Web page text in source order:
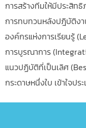
การสร้างทีมให้มีประสิท
การทบทวนหลังปฎิบัติง
องค์กรแห่งการเรียนรู้
การบูรณาการ
แนวปฏิบัติที่เป็นเลิศ
กระดาษหนึ่งใบ เข้าใจป